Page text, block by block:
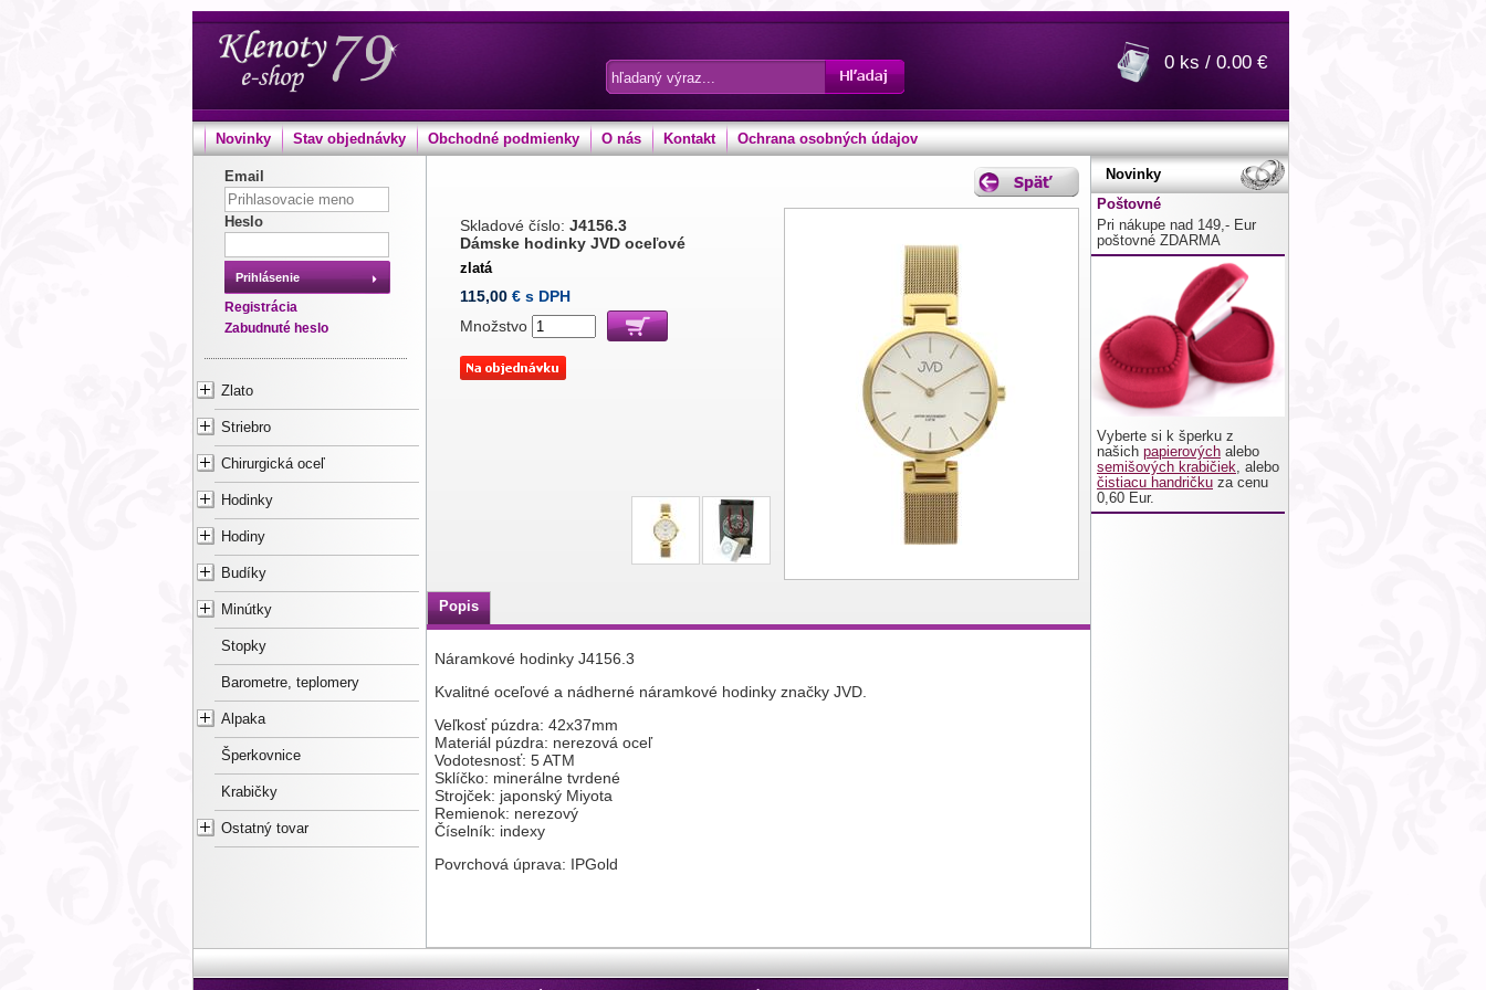
0 ks / 0.00 €
Novinky Stav objednávky Obchodné podmienky O nás Kontakt Ochrana osobných údajov
Email
Heslo
Prihlásenie
Registrácia
Zabudnuté heslo
Zlato
Striebro
Chirurgická oceľ
Hodinky
Hodiny
Budíky
Minútky
Stopky
Barometre, teplomery
Alpaka
Šperkovnice
Krabičky
Ostatný tovar
Skladové číslo: J4156.3
Dámske hodinky JVD oceľové
zlatá
115,00 € s DPH
Množstvo
Popis
Náramkové hodinky J4156.3
Kvalitné oceľové a nádherné náramkové hodinky značky JVD.
Veľkosť púzdra: 42x37mm
Materiál púzdra: nerezová oceľ
Vodotesnosť: 5 ATM
Sklíčko: minerálne tvrdené
Strojček: japonský Miyota
Remienok: nerezový
Číselník: indexy
Povrchová úprava: IPGold
Novinky
Poštovné
Pri nákupe nad 149,- Eur
poštovné ZDARMA
Vyberte si k šperku z
našich papierových alebo
semišových krabičiek, alebo
čistiacu handričku za cenu
0,60 Eur.